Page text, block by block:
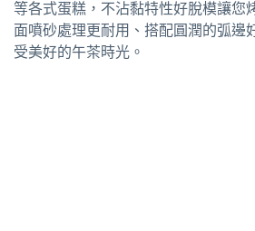
等各式蛋糕，不沾黏特性好脫模讓您
面噴砂處理更耐用、搭配圓潤的弧邊
受美好的午茶時光。